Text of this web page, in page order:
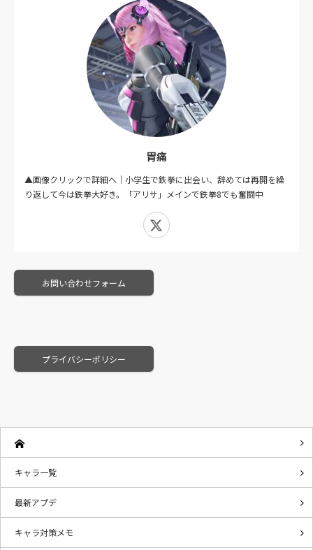
胃痛
▲画像クリックで詳細へ｜小学生で鉄拳に出会い、辞めては再開を繰
り返して今は鉄拳大好き。「アリサ」メインで鉄拳8でも奮闘中
X
お問い合わせフォーム
プライバシーポリシー
キャラ一覧
最新アプデ
キャラ対策メモ